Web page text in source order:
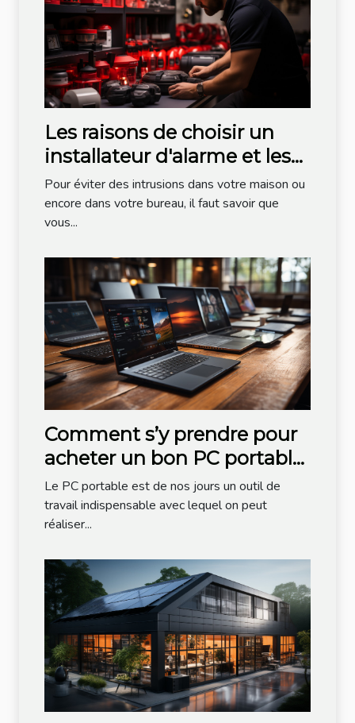
Les raisons de choisir un
installateur d'alarme et les
critères de choix
Pour éviter des intrusions dans votre maison ou
encore dans votre bureau, il faut savoir que
vous...
Comment s’y prendre pour
acheter un bon PC portable
?
Le PC portable est de nos jours un outil de
travail indispensable avec lequel on peut
réaliser...